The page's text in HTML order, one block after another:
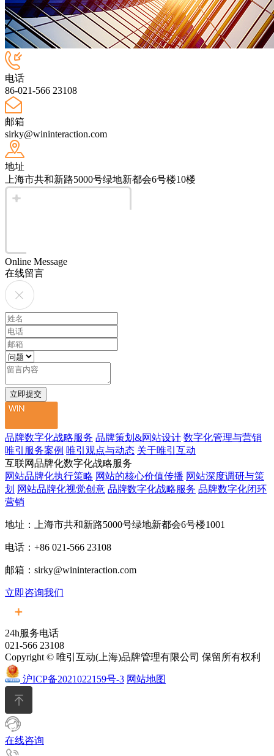
电话
86-021-566 23108
邮箱
sirky@wininteraction.com
地址
上海市共和新路5000号绿地新都会6号楼10楼
Online Message
在线留言
品牌数字化战略服务 品牌策划&网站设计 数字化管理与营销
唯引服务案例 唯引观点与动态 关于唯引互动
互联网品牌化数字化战略服务
网站品牌化执行策略 网站的核心价值传播 网站深度调研与策
划 网站品牌化视觉创意 品牌数字化战略服务 品牌数字化闭环
营销
地址：上海市共和新路5000号绿地新都会6号楼1001
电话：+86 021-566 23108
邮箱：sirky@wininteraction.com
立即咨询我们
24h服务电话
021-566 23108
Copyright © 唯引互动(上海)品牌管理有限公司 保留所有权利
沪ICP备2021022159号-3 网站地图
在线咨询